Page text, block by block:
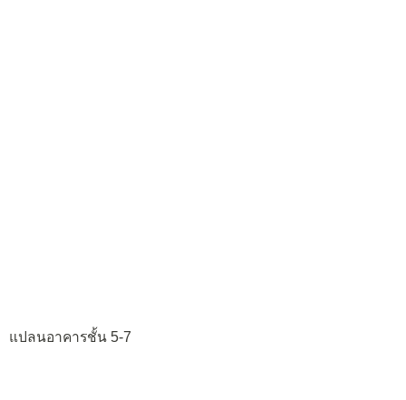
แปลนอาคารชั้น 5-7